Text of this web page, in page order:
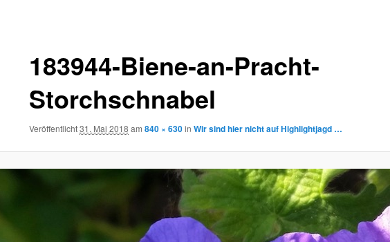
183944-Biene-an-Pracht-
Storchschnabel
Veröffentlicht31. Mai 2018 am 840 × 630in Wir sind hier nicht auf Highlightjagd …